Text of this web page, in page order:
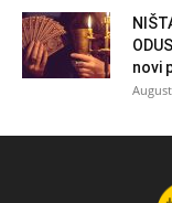
novi